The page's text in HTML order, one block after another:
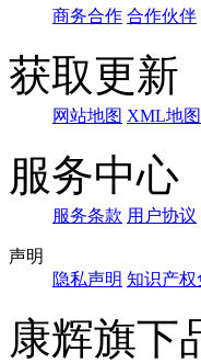
商务合作 合作伙伴
获取更新
网站地图 XML地图
服务中心
服务条款 用户协议
声明
隐私声明 知识产权
康辉旗下